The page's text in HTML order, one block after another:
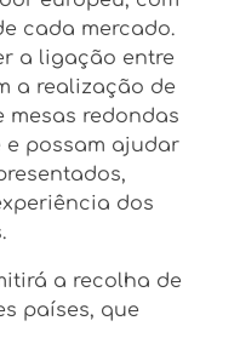
cada mercado.
a ligação entre
a realização de
mesas redondas
e possam ajudar
dos
a recolha de
países, que